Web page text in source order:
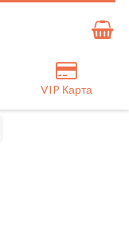
VIP Карта